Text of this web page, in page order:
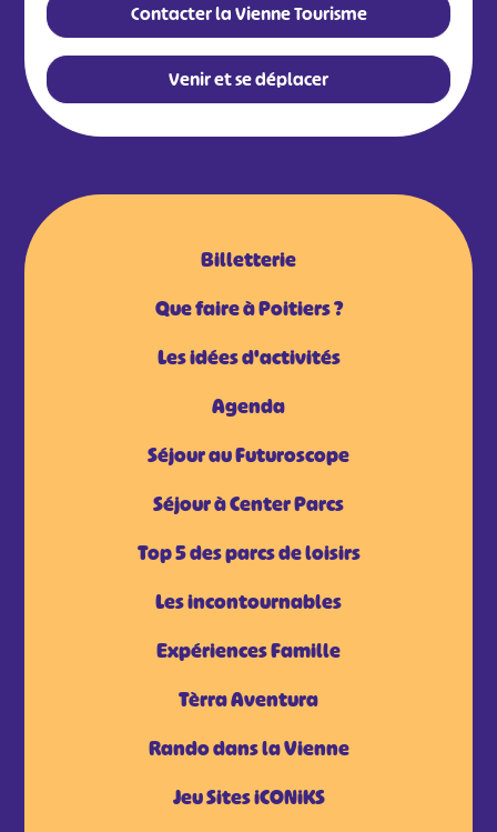
Contacter la Vienne Tourisme
Venir et se déplacer
Billetterie
Que faire à Poitiers ?
Les idées d'activités
Agenda
Séjour au Futuroscope
Séjour à Center Parcs
Top 5 des parcs de loisirs
Les incontournables
Expériences Famille
Tèrra Aventura
Rando dans la Vienne
Jeu Sites iCONiKS